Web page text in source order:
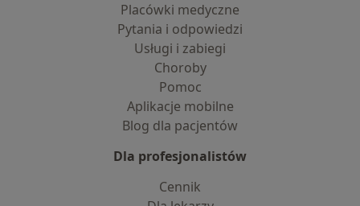
Placówki medyczne
Pytania i odpowiedzi
Usługi i zabiegi
Choroby
Pomoc
Aplikacje mobilne
Blog dla pacjentów
Dla profesjonalistów
Cennik